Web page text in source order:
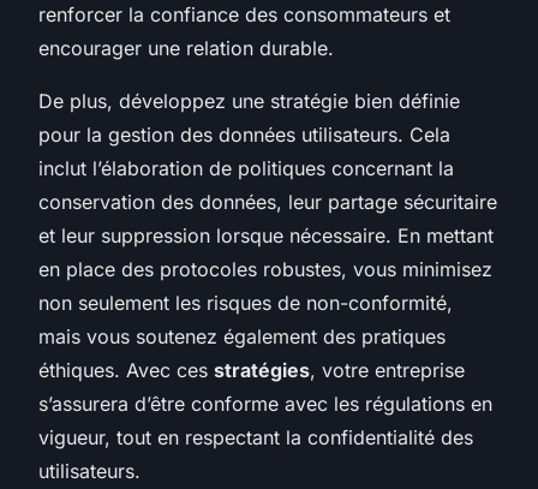
renforcer la confiance des consommateurs et
encourager une relation durable.
De plus, développez une stratégie bien définie
pour la gestion des données utilisateurs. Cela
inclut l’élaboration de politiques concernant la
conservation des données, leur partage sécuritaire
et leur suppression lorsque nécessaire. En mettant
en place des protocoles robustes, vous minimisez
non seulement les risques de non-conformité,
mais vous soutenez également des pratiques
éthiques. Avec ces stratégies, votre entreprise
s’assurera d’être conforme avec les régulations en
vigueur, tout en respectant la confidentialité des
utilisateurs.